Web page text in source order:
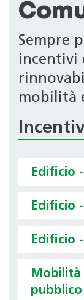
Sempre
incentivi
mobilità
Edificio
Edificio
Edificio
pubblico